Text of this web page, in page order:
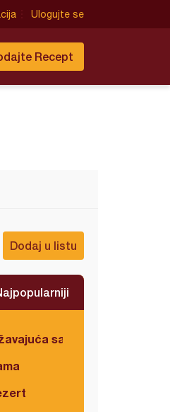
Ulogujte se
Recept
Dodaj u listu
salata